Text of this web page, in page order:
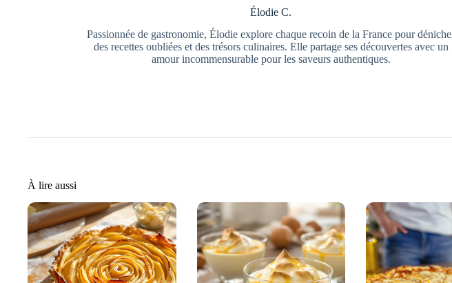
Élodie C.
Passionnée de gastronomie, Élodie explore chaque recoin de la France pour
des recettes oubliées et des trésors culinaires. Elle partage ses découvertes avec un
amour incommensurable pour les saveurs authentiques.
À lire aussi